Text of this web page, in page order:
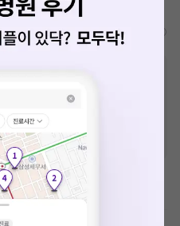
비급여/급여 진료란?
에 고지되어 있는 급여 진료 기준 가
이 추가되어, 병원마다 금액이 다르게